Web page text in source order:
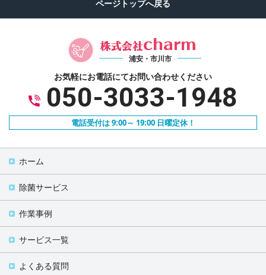
浦安・市川市
お気軽にお電話にてお問い合わせください
050-3033-1948
電話受付は 9:00～ 19:00 日曜定休！
ホーム
除菌サービス
作業事例
サービス一覧
よくある質問